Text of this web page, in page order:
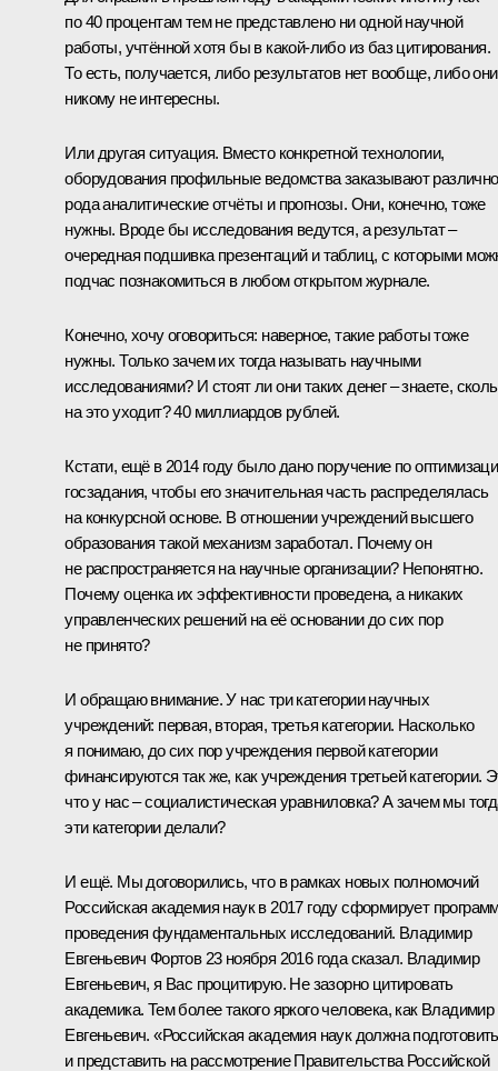
по 40 процентам тем не представлено ни одной научной
работы, учтённой хотя бы в какой‑либо из баз цитирования.
То есть, получается, либо результатов нет вообще, либо они
никому не интересны.
Или другая ситуация. Вместо конкретной технологии,
оборудования профильные ведомства заказывают
рода аналитические отчёты и прогнозы. Они, конечно, тоже
нужны. Вроде бы исследования ведутся, а результат –
очередная подшивка презентаций и таблиц, с которыми
подчас познакомиться в любом открытом журнале.
Конечно, хочу оговориться: наверное, такие работы тоже
нужны. Только зачем их тогда называть научными
исследованиями? И стоят ли они таких денег – знаете,
на это уходит? 40 миллиардов рублей.
Кстати, ещё в 2014 году было дано поручение по
госзадания, чтобы его значительная часть распределялась
на конкурсной основе. В отношении учреждений высшего
образования такой механизм заработал. Почему он
не распространяется на научные организации? Непонятно.
Почему оценка их эффективности проведена, а никаких
управленческих решений на её основании до сих пор
не принято?
И обращаю внимание. У нас три категории научных
учреждений: первая, вторая, третья категории. Насколько
я понимаю, до сих пор учреждения первой категории
финансируются так же, как учреждения третьей категории.
что у нас – социалистическая уравниловка? А зачем мы
эти категории делали?
И ещё. Мы договорились, что в рамках новых полномочий
Российская академия наук в 2017 году сформирует
проведения фундаментальных исследований. Владимир
Евгеньевич Фортов 23 ноября 2016 года сказал. Владимир
Евгеньевич, я Вас процитирую. Не зазорно цитировать
академика. Тем более такого яркого человека, как Владимир
Евгеньевич. «Российская академия наук должна подготовить
и представить на рассмотрение Правительства Российской